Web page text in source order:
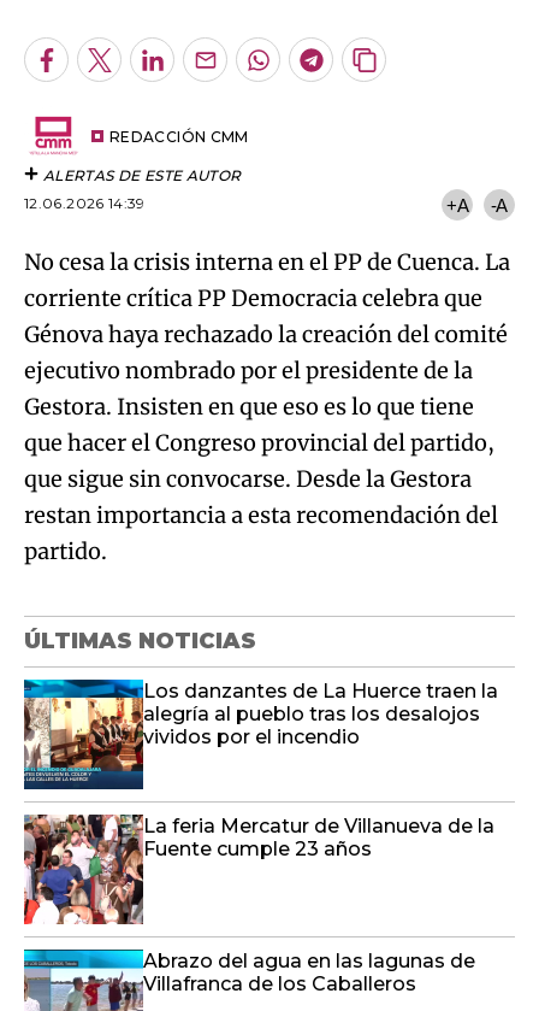
Facebook
TwitterLinkedInEnviarWhatsapp
Telegram
Copiar
REDACCIÓN CMM
ALERTAS DE ESTE AUTOR
12.06.2026 14:39
+A -A
No cesa la crisis interna en el PP de Cuenca. La
corriente crítica PP Democracia celebra que
Génova haya rechazado la creación del comité
ejecutivo nombrado por el presidente de la
Gestora. Insisten en que eso es lo que tiene
que hacer el Congreso provincial del partido,
que sigue sin convocarse. Desde la Gestora
restan importancia a esta recomendación del
partido.
ÚLTIMAS NOTICIAS
Los danzantes de La Huerce traen la
alegría al pueblo tras los desalojos
vividos por el incendio
La feria Mercatur de Villanueva de la
Fuente cumple 23 años
Abrazo del agua en las lagunas de
Villafranca de los Caballeros